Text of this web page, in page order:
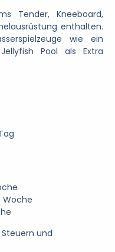
Tender, Kneeboard,
enthalten.
wie ein
Pool als Extra
Woche
und